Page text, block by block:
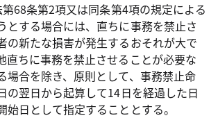
68条第2項又は同条第4項の規定による
とする場合には、直ちに事務を禁止さ
の新たな損害が発生するおそれが大で
直ちに事務を禁止させることが必要な
場合を除き、原則として、事務禁止命
の翌日から起算して14日を経過した日
始日として指定することとする。